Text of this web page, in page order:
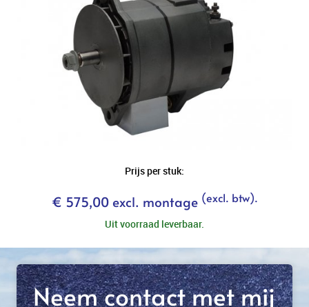
Prijs per stuk:
€ 575,00 excl. montage (excl. btw).
Uit voorraad leverbaar.
Neem contact met mij